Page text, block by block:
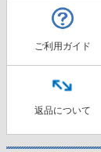
ご利用ガイド
返品について